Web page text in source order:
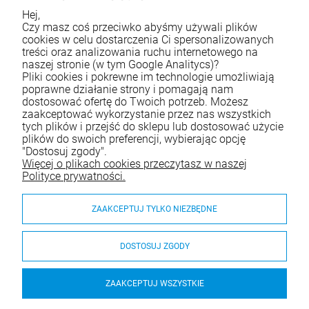
Życzymy udanych zakupów
Skontaktuj się z nami
Tel.:
790 788 353
E-mail: e-sklep@waterjoy.pl
Pomoc
O nas
Hej,
Czy masz coś przeciwko abyśmy używali plików
cookies w celu dostarczenia Ci spersonalizowanych
treści oraz analizowania ruchu internetowego na
naszej stronie (w tym Google Analitycs)?
Pliki cookies i pokrewne im technologie umożliwiają
poprawne działanie strony i pomagają nam
dostosować ofertę do Twoich potrzeb. Możesz
zaakceptować wykorzystanie przez nas wszystkich
tych plików i przejść do sklepu lub dostosować użycie
plików do swoich preferencji, wybierając opcję
"Dostosuj zgody".
Więcej o plikach cookies przeczytasz w naszej
Polityce prywatności.
ZAAKCEPTUJ TYLKO NIEZBĘDNE
DOSTOSUJ ZGODY
ZAAKCEPTUJ WSZYSTKIE